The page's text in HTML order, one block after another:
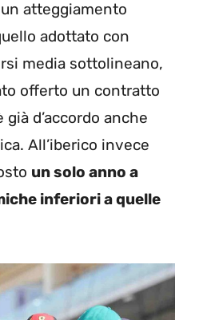
atteggiamento
adottato con
media sottolineano,
offerto un contratto
d’accordo anche
All’iberico invece
un solo anno a
inferiori a quelle